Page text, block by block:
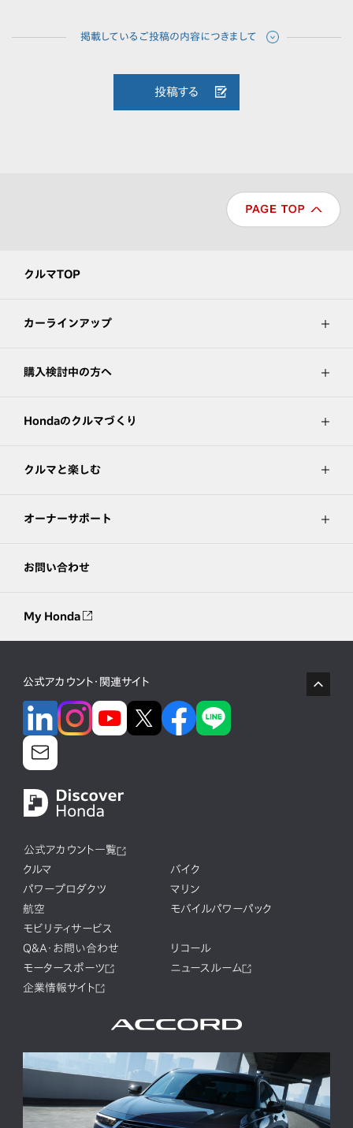
投稿する
クルマTOP
カーラインアップ
購入検討中の方へ
Hondaのクルマづくり
クルマと楽しむ
オーナーサポート
お問い合わせ
My Honda
公式アカウント・関連サイト
公式アカウント一覧
クルマ
バイク
パワープロダクツ
マリン
航空
モバイルパワーパック
モビリティサービス
Q&A・お問い合わせ
リコール
モータースポーツ
ニュースルーム
企業情報サイト